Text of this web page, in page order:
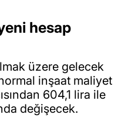
hesap
üzere gelecek
inşaat maliyet
604,1 lira ile
değişecek.